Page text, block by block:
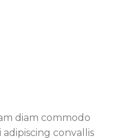
diam commodo
convallis